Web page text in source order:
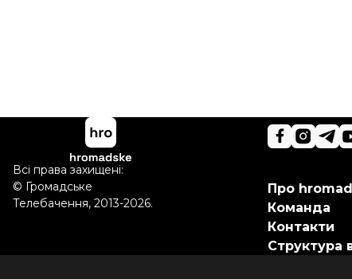
Про
Команда
Контакти
Структура
Всі права захищені:
© Громадське
Телебачення, 2013-2026.